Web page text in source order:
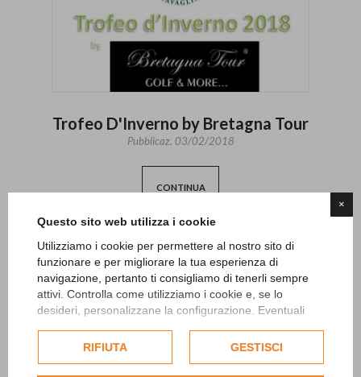
×
Questo sito web utilizza i cookie
Utilizziamo i cookie per permettere al nostro sito di
funzionare e per migliorare la tua esperienza di
navigazione, pertanto ti consigliamo di tenerli sempre
attivi. Controlla come utilizziamo i cookie e, se lo
desideri, personalizzane la configurazione. Eventuali
esclusivamente previa acquisizione del consenso
RIFIUTA GESTISCI
Trofeo D'Inverno by Bretagna Tour
Pubblicaz. 03/02/2018
CONTINUA